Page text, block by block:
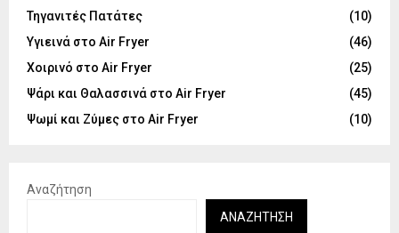
Τηγανιτές Πατάτες
(10)
Υγιεινά στο Air Fryer
(46)
Χοιρινό στο Air Fryer
(25)
Ψάρι και Θαλασσινά στο Air Fryer
(45)
Ψωμί και Ζύμες στο Air Fryer
(10)
Αναζήτηση
ΑΝΑΖΉΤΗΣΗ